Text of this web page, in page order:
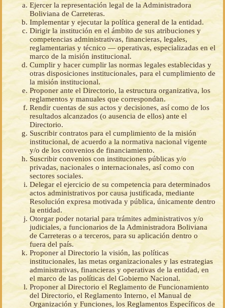
Ejercer la representación legal de la Administradora
Boliviana de Carreteras.
Implementar y ejecutar la política general de la entidad.
Dirigir la institución en el ámbito de sus atribuciones y
competencias administrativas, financieras, legales,
reglamentarias y técnico — operativas, especializadas en el
marco de la misión institucional.
Cumplir y hacer cumplir las normas legales establecidas y
otras disposiciones institucionales, para el cumplimiento de
la misión institucional.
Proponer ante el Directorio, la estructura organizativa, los
reglamentos y manuales que correspondan.
Rendir cuentas de sus actos y decisiones, así como de los
resultados alcanzados (o ausencia de ellos) ante el
Directorio.
Suscribir contratos para el cumplimiento de la misión
institucional, de acuerdo a la normativa nacional vigente
y/o de los convenios de financiamiento.
Suscribir convenios con instituciones públicas y/o
privadas, nacionales o internacionales, así como con
sectores sociales.
Delegar el ejercicio de su competencia para determinados
actos administrativos por causa justificada, mediante
Resolución expresa motivada y pública, únicamente dentro
la entidad.
Otorgar poder notarial para trámites administrativos y/o
judiciales, a funcionarios de la Administradora Boliviana
de Carreteras o a terceros, para su aplicación dentro o
fuera del país.
Proponer al Directorio la visión, las políticas
institucionales, las metas organizacionales y las estrategias
administrativas, financieras y operativas de la entidad, en
el marco de las políticas del Gobierno Nacional.
Proponer al Directorio el Reglamento de Funcionamiento
del Directorio, el Reglamento Interno, el Manual de
Organización y Funciones, los Reglamentos Específicos de